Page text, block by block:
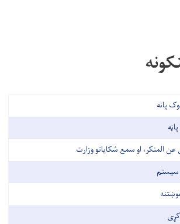
پانه
عن المنکر، او سمع شکایاتو وزارت
سیستم